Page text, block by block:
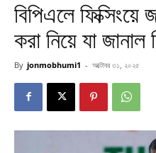
বিপিএলে
করা নিয়ে যা জানাল
By jonmobhumi1 - অক্টোবর ৩১, ২০২৫